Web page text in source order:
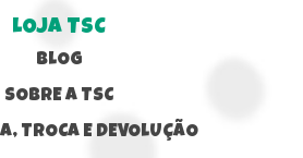
LOJA TSC
BLOG
SOBRE A TSC
TROCA E DEVOLUÇÃO